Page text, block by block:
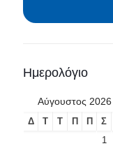
Ημερολόγιο
Αύγουστος 2026
Δ Τ Τ Π Π Σ
1